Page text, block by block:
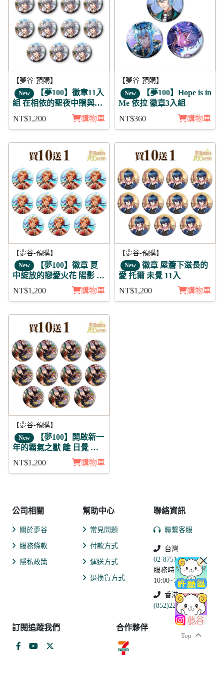
Top
【夢谷-預購】
New 【夢100】徽章11入
組 在相依的聖夜中贈與的
NT$1,200 購物車
【夢谷-預購】
New 【夢100】Hope is in
Me 依拉 徽章3入組
NT$360
購物車
【夢谷-預購】
New 【夢100】徽章 夏
中綻放的戀愛火花 陽影 11
NT$1,200 購物車
【夢谷-預購】
New 徽章 屋簷下滋長的
愛 托爾 未覺 11入
NT$1,200
購物車
【夢谷-預購】
New 【夢100】開啟新一
年的霸氣之獸 離 日覺 徽
NT$1,200 購物車
公司相關
關於夢谷
服務條款
隱私政策
幫助中心
常見問題
付款方式
運送方式
退換貨方式
聯絡資訊
聯繫客服
台灣
02-8751-2102
服務時間:
10:00~19:00
香港
(852)2250-9311
訂閱追蹤我們 合作夥伴